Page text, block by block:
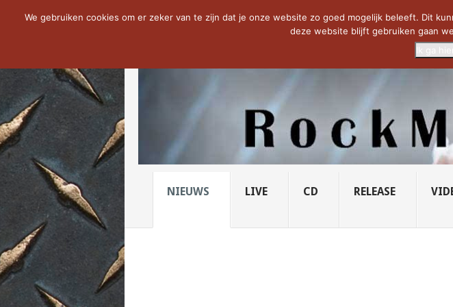
NOW TRENDING: THE VICIOUS HEAD SOCIETY... PRIDE OF LIONS – U...
NIEUWS LIVE CD RELEASE
We gebruiken cookies om er zeker van te zijn dat je onze website zo goed mogelijk beleeft. Dit
deze website blijft gebruiken gaan
Ik ga